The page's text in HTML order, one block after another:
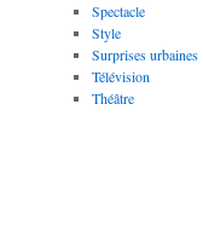
Spectacle
Style
Surprises urbaines
Télévision
Théâtre